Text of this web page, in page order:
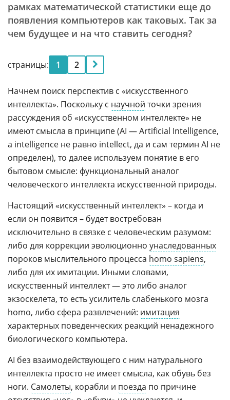
рамках математической статистики еще до
появления компьютеров как таковых. Так за
чем будущее и на что ставить сегодня?
страницы: 1 2
Начнем поиск перспектив с «искусственного
интеллекта». Поскольку с научной точки зрения
рассуждения об «искусственном интеллекте» не
имеют смысла в принципе (AI — Artificial Intelligence,
а intelligence не равно intellect, да и сам термин AI не
определен), то далее используем понятие в его
бытовом смысле: функциональный аналог
человеческого интеллекта искусственной природы.
Настоящий «искусственный интеллект» – когда и
если он появится – будет востребован
исключительно в связке с человеческим разумом:
либо для коррекции эволюционно унаследованных
пороков мыслительного процесса homo sapiens,
либо для их имитации. Иными словами,
искусственный интеллект — это либо аналог
экзоскелета, то есть усилитель слабенького мозга
homo, либо сфера развлечений: имитация
характерных поведенческих реакций ненадежного
биологического компьютера.
AI без взаимодействующего с ним натурального
интеллекта просто не имеет смысла, как обувь без
ноги. Самолеты, корабли и поезда по причине